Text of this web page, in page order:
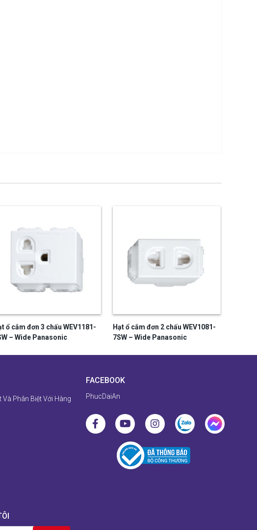
ổ cắm đơn 3 chấu WEV1181-
– Wide Panasonic
Hạt ổ cắm đơn 2 chấu WEV1081-
7SW – Wide Panasonic
Phân Biệt Với Hàng
FACEBOOK
PhucDaiAn